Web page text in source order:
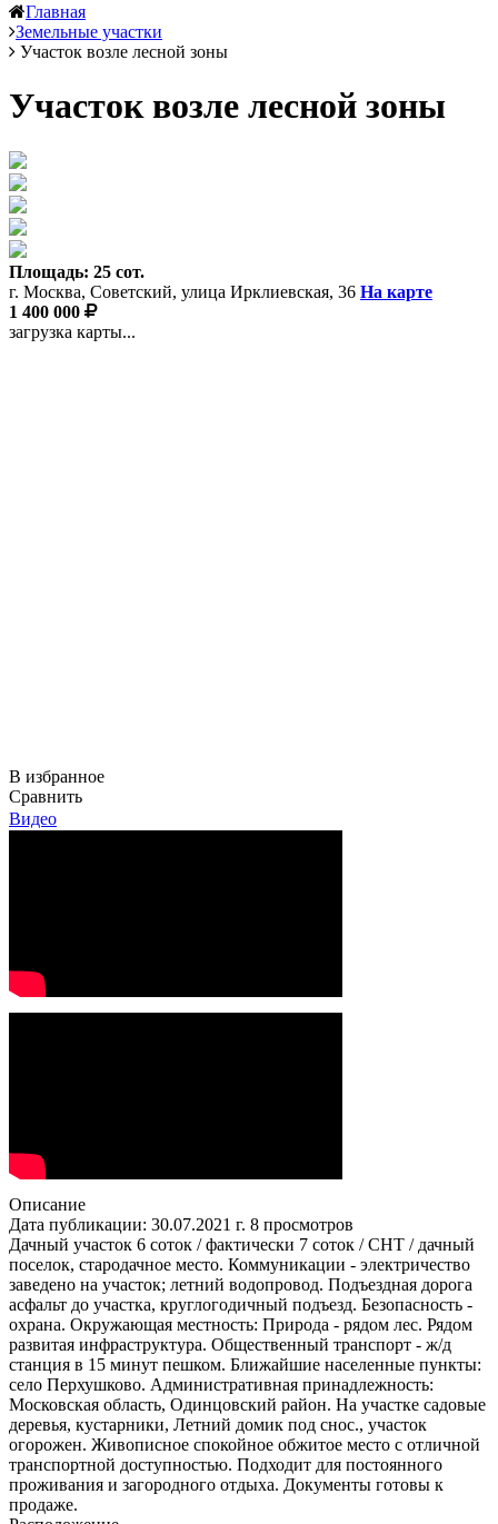
Главная
Земельные участки
Участок возле лесной зоны
Участок возле лесной зоны
Площадь: 25 сот.
г. Москва, Советский, улица Ирклиевская, 36 На карте
1 400 000
загрузка карты...
В избранное
Сравнить
Видео
Описание
Дата публикации: 30.07.2021 г. 8 просмотров
Дачный участок 6 соток / фактически 7 соток / СНТ / дачный
поселок, cтародачное место. Коммуникации - электричество
заведено на участок; летний водопровод. Подъездная дорога
асфальт до участка, круглогодичный подъезд. Безопасность -
охрана. Окружающая местность: Природа - рядом лес. Рядом
развитая инфраструктура. Общественный транспорт - ж/д
станция в 15 минут пешком. Ближайшие населенные пункты:
село Перхушково. Административная принадлежность:
Московская область, Одинцовский район. На участке садовые
деревья, кустарники, Летний домик под снос., участок
огорожен. Живописное спокойное обжитое место с отличной
транспортной доступностью. Подходит для постоянного
проживания и загородного отдыха. Документы готовы к
продаже.